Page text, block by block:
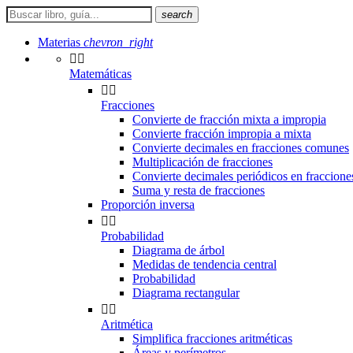
search
Materias chevron_right
 
Matemáticas
 
Fracciones
Convierte de fracción mixta a impropia
Convierte fracción impropia a mixta
Convierte decimales en fracciones comunes
Multiplicación de fracciones
Convierte decimales periódicos en
Suma y resta de fracciones
Proporción inversa
 
Probabilidad
Diagrama de árbol
Medidas de tendencia central
Probabilidad
Diagrama rectangular
 
Aritmética
Simplifica fracciones aritméticas